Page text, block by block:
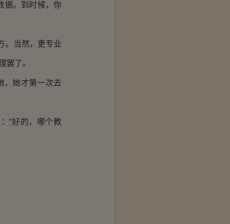
据。到时候，你
。当然，更专业
罢了。
她才第一次去
“好的，哪个教